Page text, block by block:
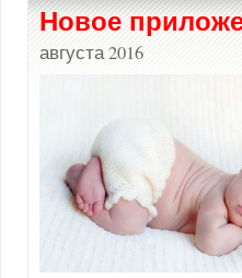
Новое
августа 2016